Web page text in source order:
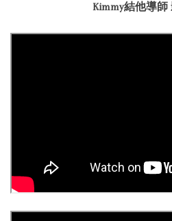
Kimmy結他導師